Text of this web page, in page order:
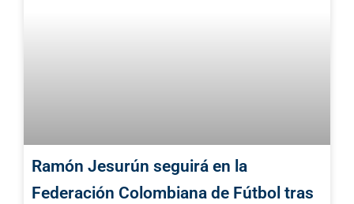
Ramón Jesurún seguirá en la
Federación Colombiana de Fútbol tras